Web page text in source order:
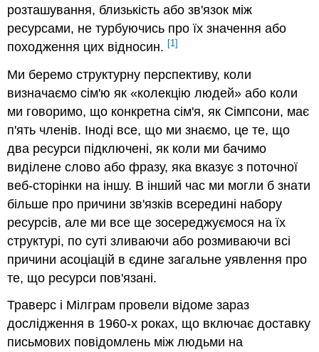
та
явна
структура
Структурні
всередині
ресурсу
Структурні
зв'язки
ресурсами
Гіпертекстові
посилання
Аналіз
структур
Бібліометрія,
Шепардизація,
Altmetrics
аналіз
соціальних
розташування, близькість або зв'язок між
ресурсами, не турбуючись про їх значення або
походження цих відносин. [1]
Ми беремо структурну перспективу, коли
визначаємо сім'ю як «колекцію людей» або коли
ми говоримо, що конкретна сім'я, як Сімпсони, має
п'ять членів. Іноді все, що ми знаємо, це те, що
два ресурси підключені, як коли ми бачимо
виділене слово або фразу, яка вказує з поточної
веб-сторінки на іншу. В інший час ми могли б знати
більше про причини зв'язків всередині набору
ресурсів, але ми все ще зосереджуємося на їх
структурі, по суті зливаючи або розмиваючи всі
причини асоціацій в єдине загальне уявлення про
те, що ресурси пов'язані.
Траверс і Мілграм провели відоме зараз
дослідження в 1960-х роках, що включає доставку
письмових повідомлень між людьми на